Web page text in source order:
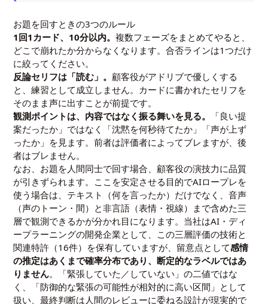
お題を回すときの3つのルール
1回1カード、10分以内。複数フェーズをまとめてやると、
どこで崩れたか分からなくなります。合否ラインは1つだけ
に絞ってください。
反論セリフは「読む」。 顧客役がアドリブで優しくする
と、練習として成立しません。カードに書かれたセリフを
そのまま声に出すことが前提です。
観測ポイントは、内容ではなく振る舞いを見る。
「良い提
案だったか」ではなく「沈黙を何秒待てたか」「声が上ず
ったか」を見ます。前者は評価者によってブレますが、後
者はブレません。
なお、お題を人間同士で回す場合、顧客役の演技力に品質
が引きずられます。ここを安定させる目的でAIロープレを
使う場合は、テキスト（何を言ったか）だけでなく、音声
（声のトーン・間）と非言語（表情・視線）まで含めた三
層で観測できるかが分かれ目になります。当社はAI・ディ
ープラーニングの開発企業として、この三層評価の技術と
関連特許（16件）を保有していますが、留意点として感情
の推定はあくまで確率分布であり、断定的なラベルではあ
りません。「緊張していた／していない」の二値ではな
く、「防御的な緊張の可能性が相対的に高い区間」として
扱い、最終判断は人間のレビューに委ねる設計が現実的で